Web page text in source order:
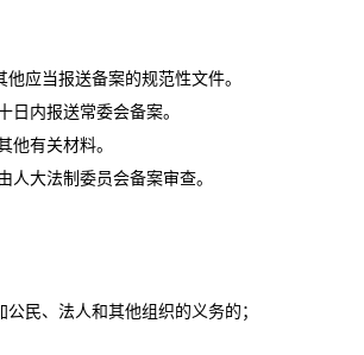
应当报送备案的规范性文件。
内报送常委会备案。
有关材料。
大法制委员会备案审查。
民、法人和其他组织的义务的；